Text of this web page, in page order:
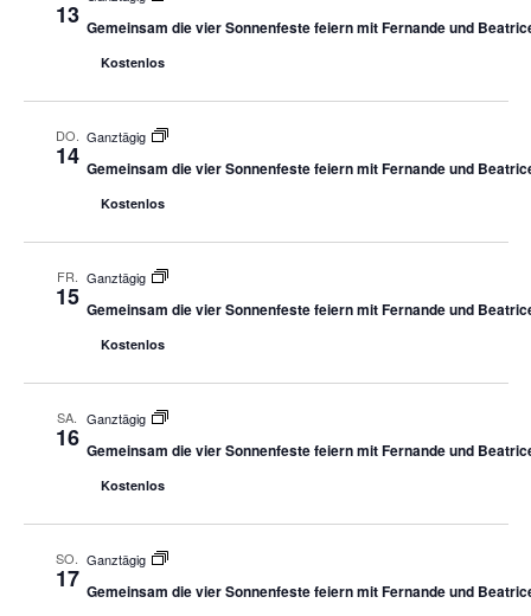
13 Gemeinsam die vier Sonnenfeste feiern mit Fernande und
Kostenlos
DO.
14
Ganztägig
Gemeinsam die vier Sonnenfeste feiern mit Fernande und
Kostenlos
FR.
15
Ganztägig
Gemeinsam die vier Sonnenfeste feiern mit Fernande und
Kostenlos
SA.
16
Ganztägig
Gemeinsam die vier Sonnenfeste feiern mit Fernande und
Kostenlos
SO.
17
Ganztägig
Gemeinsam die vier Sonnenfeste feiern mit Fernande und